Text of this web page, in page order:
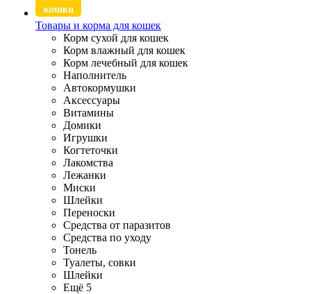
Товары и корма для кошек
Корм сухой для кошек
Корм влажный для кошек
Корм лечебный для кошек
Наполнитель
Автокормушки
Аксессуары
Витамины
Домики
Игрушки
Когтеточки
Лакомства
Лежанки
Миски
Шлейки
Переноски
Средства от паразитов
Средства по уходу
Тонель
Туалеты, совки
Шлейки
Ещё 5